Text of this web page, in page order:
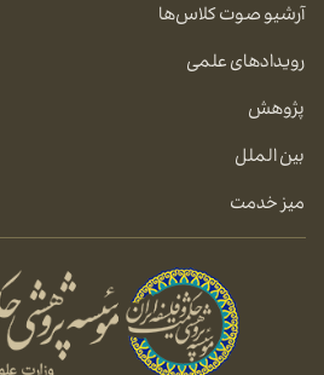
آرشیو صوت کلاس‌ها
رویدادهای علمی
پژوهش
بین الملل
میز خدمت